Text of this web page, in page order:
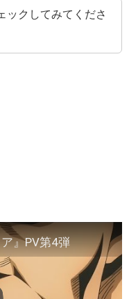
ックしてみてくださ
』PV第4弾